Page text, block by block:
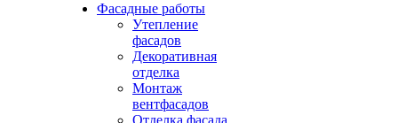
Фасадные работы
Утепление
фасадов
Декоративная
отделка
Монтаж
вентфасадов
Отделка фасада